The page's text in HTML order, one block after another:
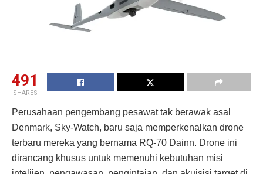
491
SHARES
Perusahaan pengembang pesawat tak berawak asal
Denmark, Sky-Watch, baru saja memperkenalkan drone
terbaru mereka yang bernama RQ-70 Dainn. Drone ini
dirancang khusus untuk memenuhi kebutuhan misi